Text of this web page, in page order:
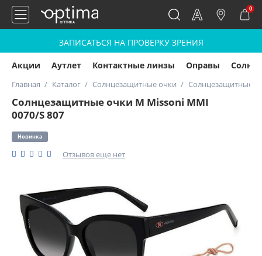
0
ЗАПИСАТЬСЯ НА ПРОВЕРКУ ЗРЕНИЯ
Акции Аутлет Контактные линзы Оправы
Главная Каталог Солнцезащитные очки Солнцезащитные
Солнцезащитные очки M Missoni MMI
0070/S 807
Новинка
Отзывов еще нет